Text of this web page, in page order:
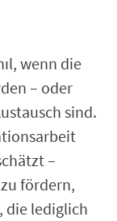
wenn die
– oder
sind.
–
fördern,
die lediglich